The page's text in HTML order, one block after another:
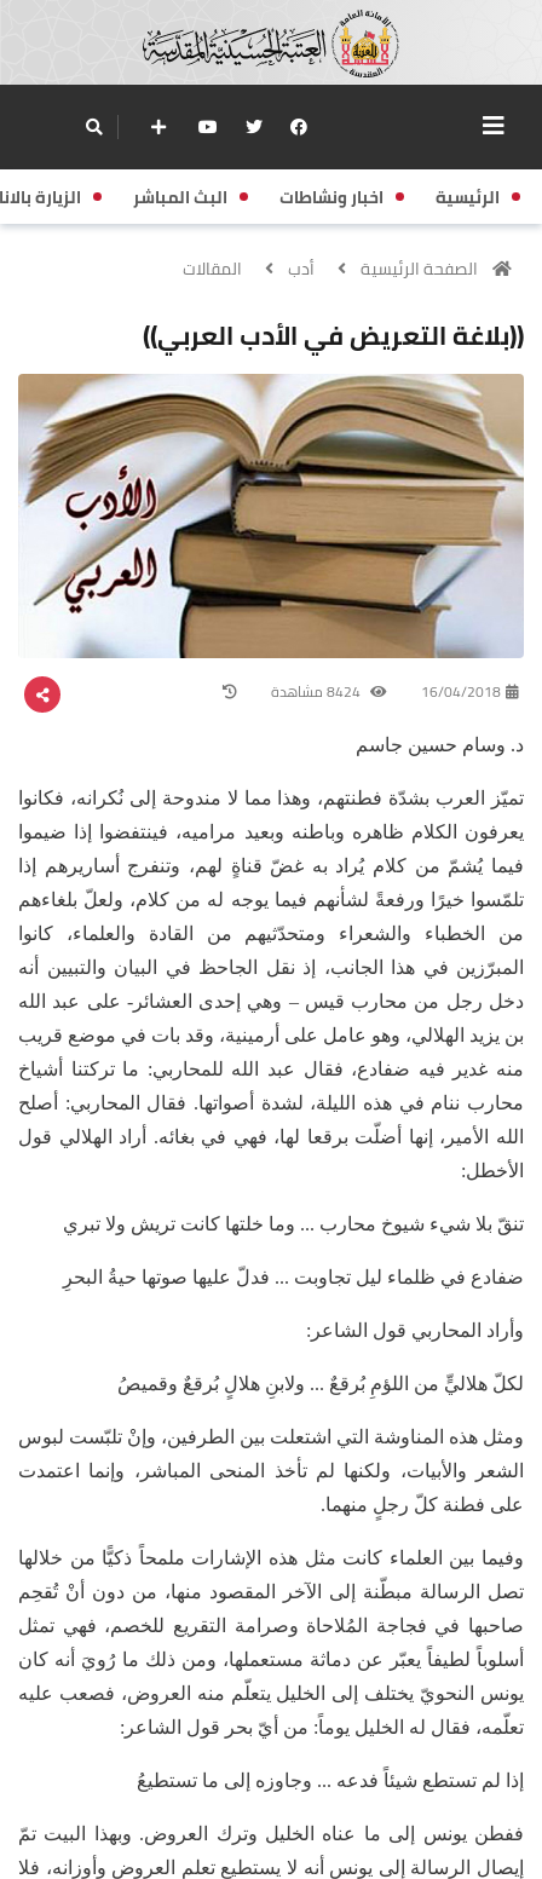
الرئيسية اخبار ونشاطات البث المباشر الزيارة
الصفحة الرئيسية أدب المقالات
((بلاغة التعريض في الأدب العربي))
16/04/2018
د. وسام حسين جاسم
تميّز العرب بشدّة فطنتهم، وهذا مما لا مندوحة إلى نُكرانه، فكانوا
يعرفون الكلام ظاهره وباطنه وبعيد مراميه، فينتفضوا إذا ضيموا
فيما يُشمّ من كلام يُراد به غضّ قناةٍ لهم، وتنفرج أساريرهم إذا
تلمّسوا خيرًا ورفعةً لشأنهم فيما يوجه له من كلام، ولعلّ بلغاءهم
من الخطباء والشعراء ومتحدّثيهم من القادة والعلماء، كانوا
المبرّزين في هذا الجانب، إذ نقل الجاحظ في البيان والتبيين أنه
دخل رجل من محارب قيس – وهي إحدى العشائر- على عبد الله
بن يزيد الهلالي، وهو عامل على أرمينية، وقد بات في موضع قريب
منه غدير فيه ضفادع، فقال عبد الله للمحاربي: ما تركتنا أشياخ
محارب ننام في هذه الليلة، لشدة أصواتها. فقال المحاربي: أصلح
الله الأمير، إنها أضلّت برقعا لها، فهي في بغائه. أراد الهلالي قول
الأخطل:
تنقّ بلا شيء شيوخ محارب ... وما خلتها كانت تريش ولا تبري
ضفادع في ظلماء ليل تجاوبت ... فدلّ عليها صوتها حيةُ البحرِ
وأراد المحاربي قول الشاعر:
لكلّ هلاليٍّ من اللؤمِ بُرقعٌ ... ولابنِ هلالٍ بُرقعٌ وقميصُ
ومثل هذه المناوشة التي اشتعلت بين الطرفين، وإنْ تلبّست لبوس
الشعر والأبيات، ولكنها لم تأخذ المنحى المباشر، وإنما اعتمدت
على فطنة كلّ رجلٍ منهما.
وفيما بين العلماء كانت مثل هذه الإشارات ملمحاً ذكيًّا من خلالها
تصل الرسالة مبطّنة إلى الآخر المقصود منها، من دون أنْ تُقحِم
صاحبها في فجاجة المُلاحاة وصرامة التقريع للخصم، فهي تمثل
أسلوباً لطيفاً يعبّر عن دماثة مستعملها، ومن ذلك ما رُويَ أنه كان
يونس النحويّ يختلف إلى الخليل يتعلّم منه العروض، فصعب عليه
تعلّمه، فقال له الخليل يوماً: من أيّ بحر قول الشاعر:
إذا لم تستطع شيئاً فدعه ... وجاوزه إلى ما تستطيعُ
ففطن يونس إلى ما عناه الخليل وترك العروض. وبهذا البيت تمّ
إيصال الرسالة إلى يونس أنه لا يستطيع تعلم العروض وأوزانه، فلا